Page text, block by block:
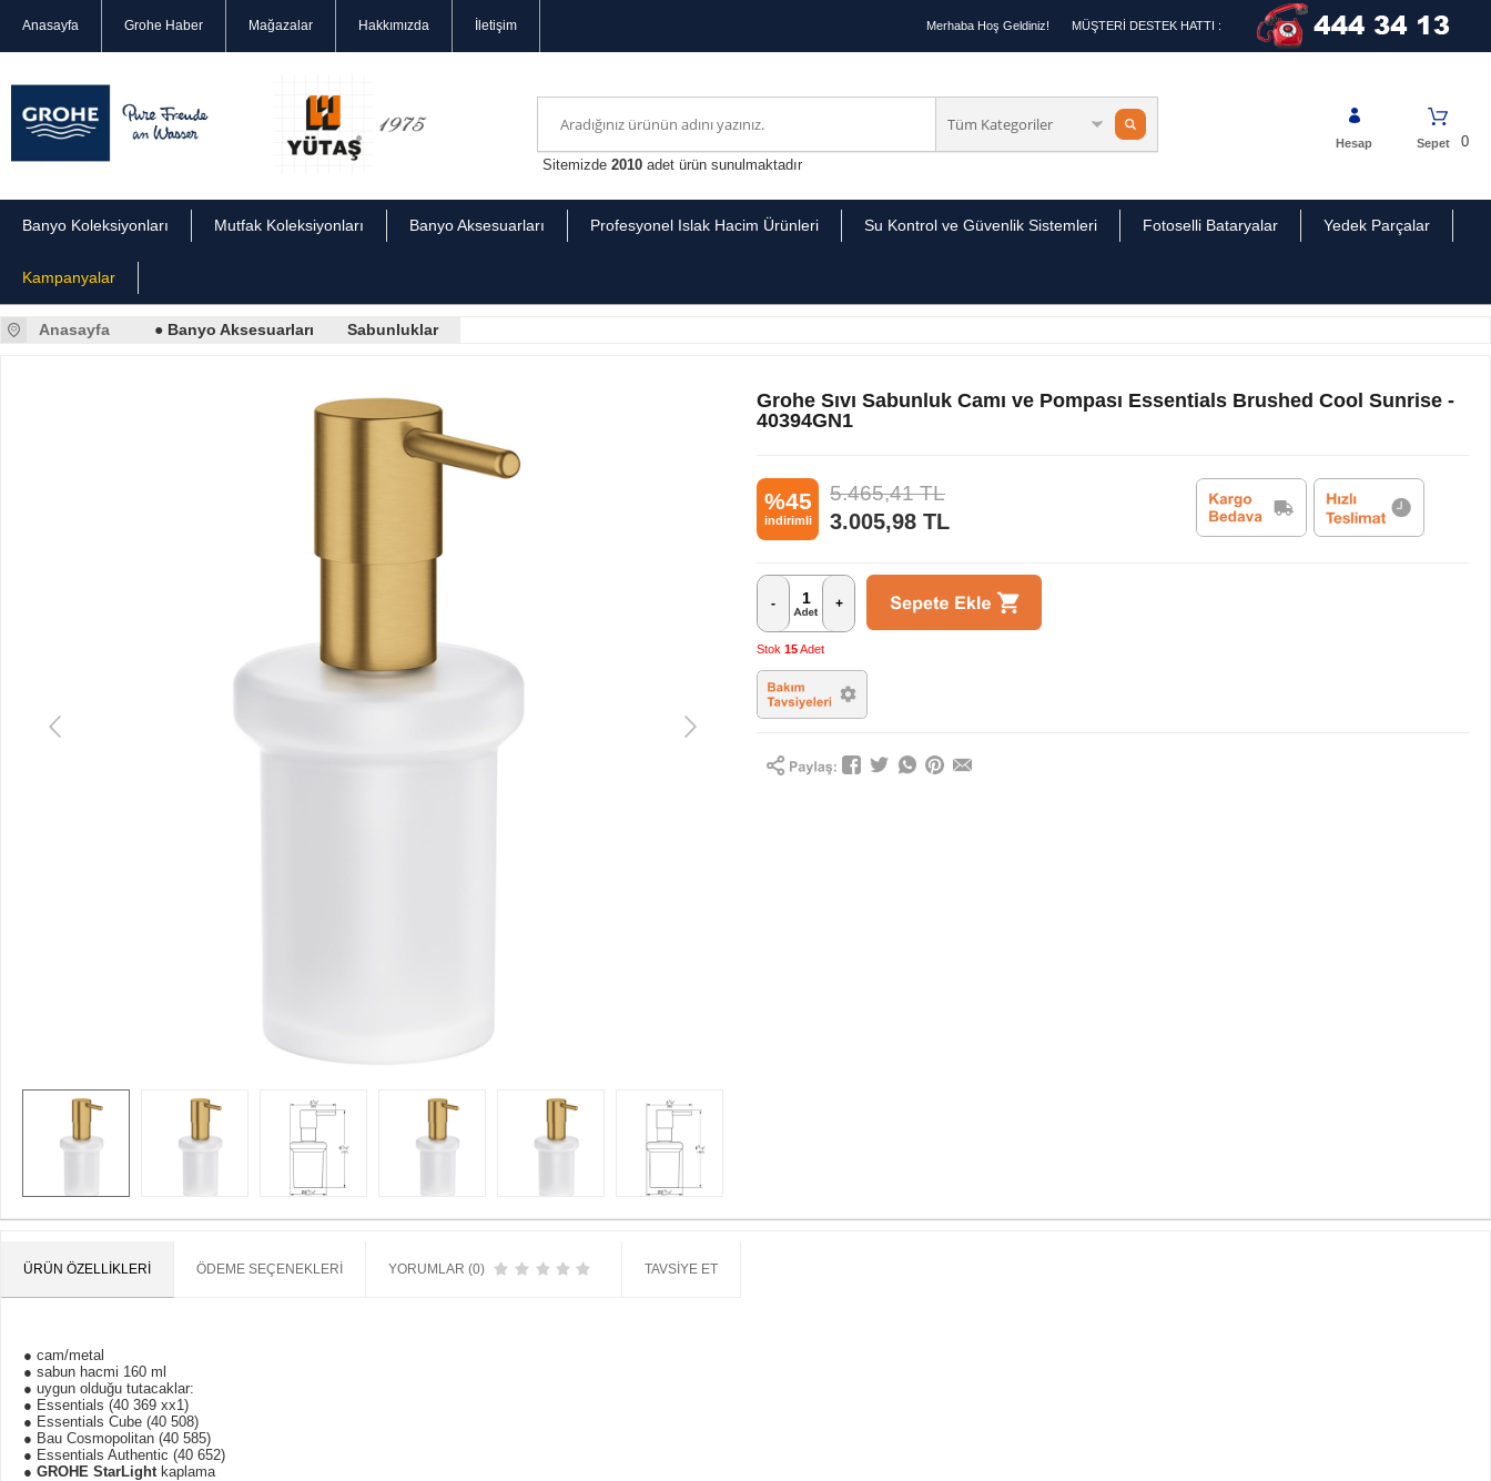
Anasayfa Grohe Haber Mağazalar Hakkımızda İletişim Merhaba Hoş Geldiniz! MÜŞTERİ DESTEK HATTI :
0
Sepet
Hesap
Sitemizde2010 adet ürün sunulmaktadır
Banyo Koleksiyonları Mutfak Koleksiyonları Banyo Aksesuarları Profesyonel Islak Hacim Ürünleri Su Kontrol ve Güvenlik Sistemleri Fotoselli Bataryalar Yedek Parçalar
Kampanyalar
Anasayfa ● Banyo Aksesuarları Sabunluklar
Grohe Sıvı Sabunluk Camı ve Pompası Essentials Brushed Cool Sunrise -
40394GN1
%45
indirimli
5.465,41TL
3.005,98 TL
- +
Stok 15Adet
ÜRÜN ÖZELLIKLERI ÖDEME SEÇENEKLERI YORUMLAR (0) TAVSIYE ET
● cam/metal
● sabun hacmi 160 ml
● uygun olduğu tutacaklar:
● Essentials (40 369 xx1)
● Essentials Cube (40 508)
● Bau Cosmopolitan (40 585)
● Essentials Authentic (40 652)
● GROHE StarLightkaplama